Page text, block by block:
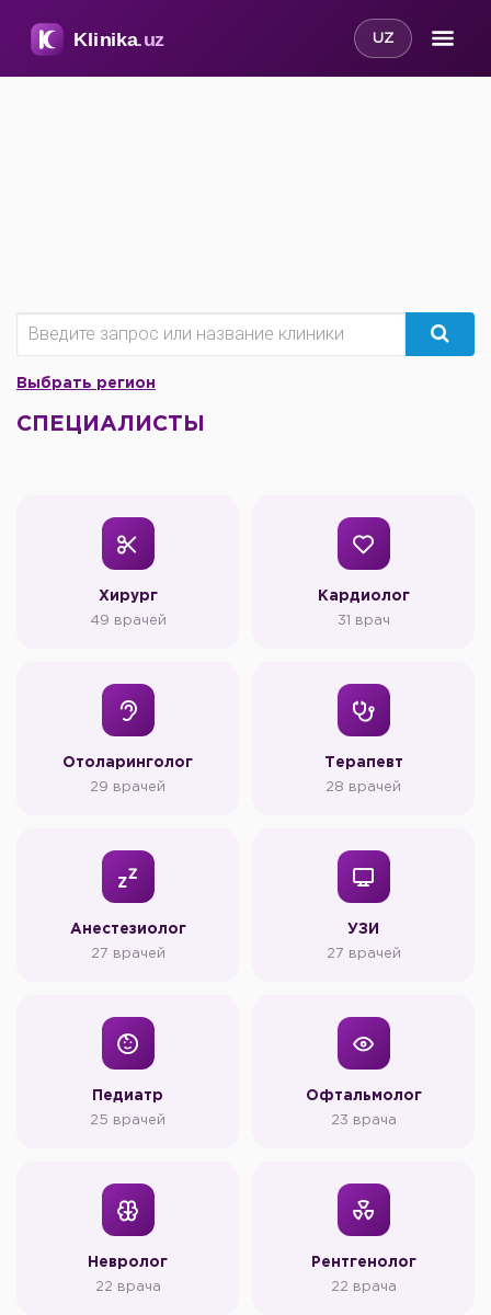
UZ
Выбрать регион
СПЕЦИАЛИСТЫ
Хирург
49 врачей
Кардиолог
31 врач
Отоларинголог
29 врачей
Терапевт
28 врачей
Анестезиолог
27 врачей
УЗИ
27 врачей
Педиатр
25 врачей
Офтальмолог
23 врача
Невролог
22 врача
Рентгенолог
22 врача